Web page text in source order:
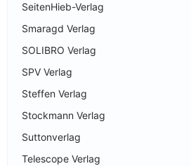
SeitenHieb-Verlag
Smaragd Verlag
SOLIBRO Verlag
SPV Verlag
Steffen Verlag
Stockmann Verlag
Suttonverlag
Telescope Verlag